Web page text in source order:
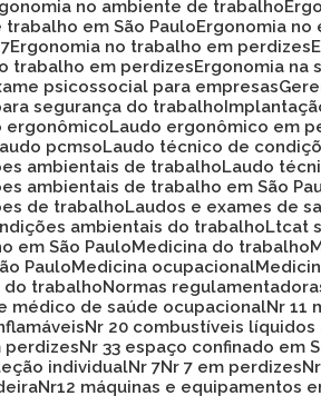
no ambiente de trabalho
trabalho em São Paulo
Ergonomia
Ergonomia no trabalho em perdizes
trabalho em perdizes
Ergonomia
psicossocial para empresas
segurança do trabalho
ergonômico Laudo ergonômico em
Laudo pcmso
Laudo técnico de
ambientais de trabalho
Laudo
ambientais de trabalho em São
de trabalho
Laudos e exames de
ambientais do trabalho
Ltcat
em São Paulo
Medicina do trabalho
Paulo
Medicina ocupacional
do trabalho
Normas
médico de saúde ocupacional
Nr
Nr 20 combustíveis
perdizes
Nr 33 espaço confinado em
individual
Nr 7 Nr 7 em perdizes
Nr12 máquinas e equipamentos